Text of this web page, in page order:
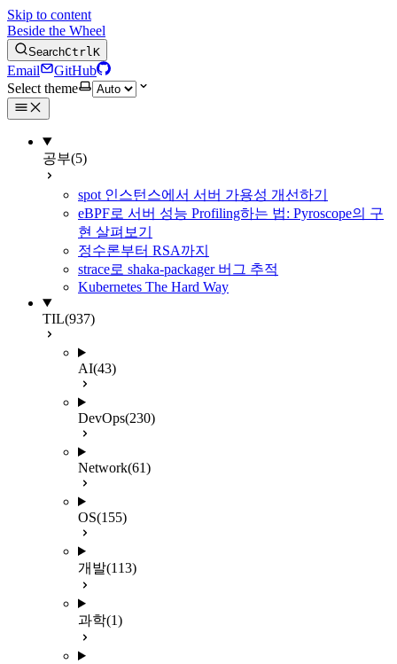
Skip to content
Beside the Wheel
SearchCtrlK
Email
GitHub
Select theme
공부(5)
spot 인스턴스에서 서버 가용성 개선하기
eBPF로 서버 성능 Profiling하는 법: Pyroscope의 구
현 살펴보기
정수론부터 RSA까지
strace로 shaka-packager 버그 추적
Kubernetes The Hard Way
TIL(937)
AI(43)
DevOps(230)
Network(61)
OS(155)
개발(113)
과학(1)